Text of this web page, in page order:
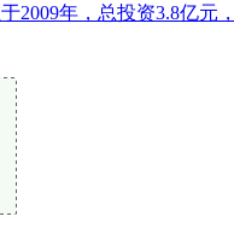
2009年，总投资3.8亿元